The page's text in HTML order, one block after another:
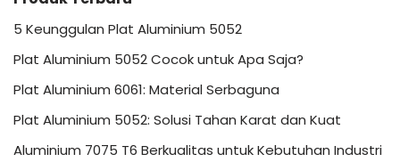
5 Keunggulan Plat Aluminium 5052
Plat Aluminium 5052 Cocok untuk Apa Saja?
Plat Aluminium 6061: Material Serbaguna
Plat Aluminium 5052: Solusi Tahan Karat dan Kuat
Aluminium 7075 T6 Berkualitas untuk Kebutuhan Industri